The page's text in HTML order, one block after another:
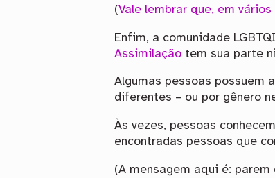
(Vale lembrar que, em
Enfim, a comunidade
Assimilação tem sua parte
Algumas pessoas possuem
diferentes – ou por gênero
Às vezes, pessoas
encontradas pessoas que
(A mensagem aqui é: